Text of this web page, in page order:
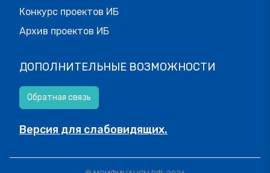
Конкурс проектов ИБ
Архив проектов ИБ
ДОПОЛНИТЕЛЬНЫЕ ВОЗМОЖНОСТИ
Обратная связь
Версия для слабовидящих.